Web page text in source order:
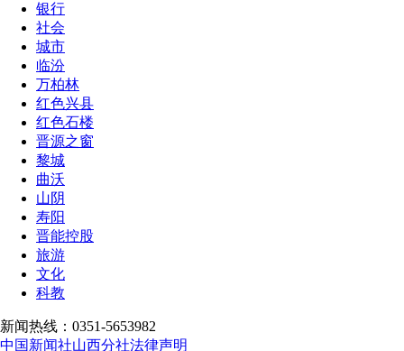
银行
社会
城市
临汾
万柏林
红色兴县
红色石楼
晋源之窗
黎城
曲沃
山阴
寿阳
晋能控股
旅游
文化
科教
新闻热线：0351-5653982
中国新闻社山西分社法律声明